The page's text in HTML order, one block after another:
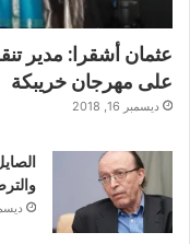
عثمان أشقرا: مدير
على مهرجان خريبكة
ديسمبر 16, 2018
ديسمبر